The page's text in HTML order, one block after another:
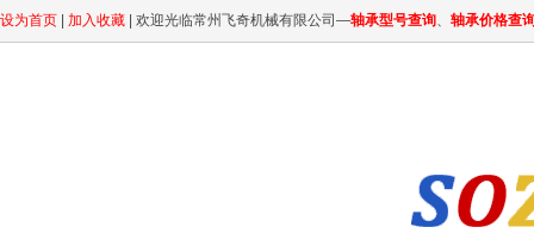
设为首页 加入收藏 | 欢迎光临常州飞奇机械有限公司—轴承型号查询、 轴承价格查